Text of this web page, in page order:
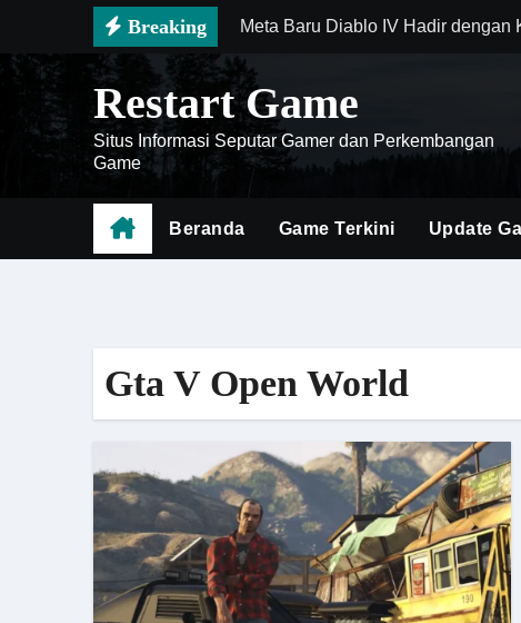
content
Breaking Meta Baru Diablo IV Hadir dengan
Genshin Impact Mobile 2026
Death Stranding 2 Menjadi Bukti
Cara Menguasai Meta Honor of
Strategi Build Zenless Zone Zero
Restart Game
Situs Informasi Seputar Gamer dan Perkembangan
Game
Beranda Game Terkini Update
Gta V Open World